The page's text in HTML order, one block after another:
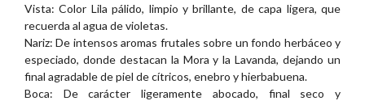
Vista: Color Lila pálido, limpio y brillante, de capa ligera, que
recuerda al agua de violetas.
Nariz: De intensos aromas frutales sobre un fondo herbáceo y
especiado, donde destacan la Mora y la Lavanda, dejando un
final agradable de piel de cítricos, enebro y hierbabuena.
Boca: De carácter ligeramente abocado, final seco y